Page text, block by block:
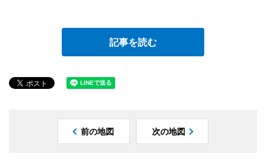
記事を読む
前の地図 次の地図